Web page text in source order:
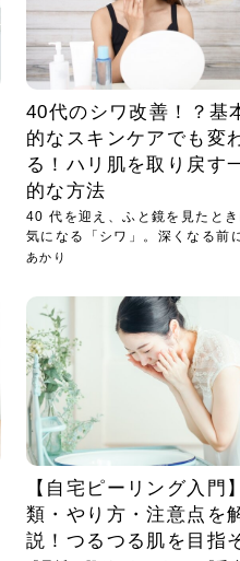
40代のシワ改善！？基
的なスキンケアでも変
る！ハリ肌を取り戻す
的な方法
40 代を迎え、ふと鏡を見たとき
気になる「シワ」。深くなる前
と...
あかり
【自宅ピーリング入門
類・やり方・注意点を
説！つるつる肌を目指